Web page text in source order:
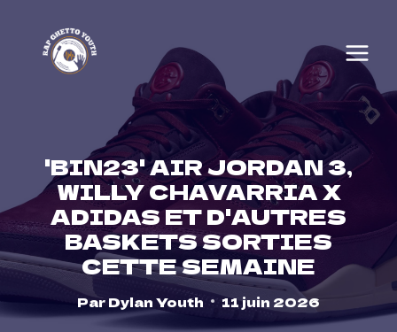
content
'BIN23' AIR JORDAN 3,
WILLY CHAVARRIA X
ADIDAS ET D'AUTRES
BASKETS SORTIES
CETTE SEMAINE
ParDylan Youth 11 juin 2026